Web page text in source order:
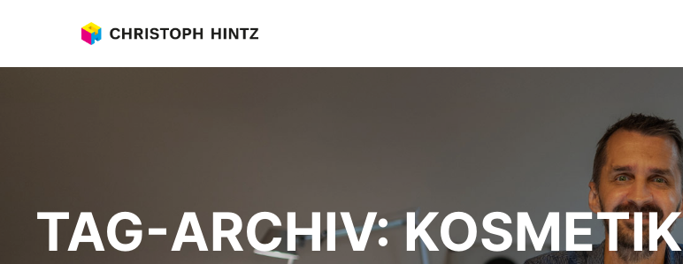
TAG-ARCHIV:KOSMETIK